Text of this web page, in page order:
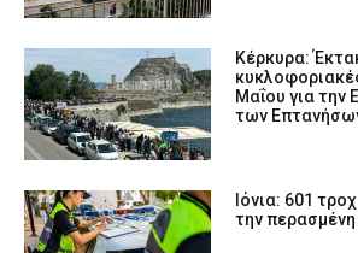
Κέρκυρα:
Μαΐου για την
των
Ιόνια: 601
την